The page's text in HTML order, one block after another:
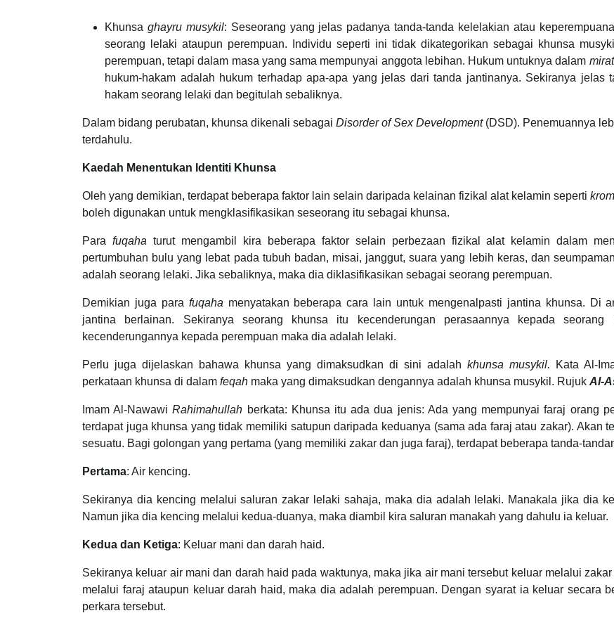
Khunsa ghayru musykil: Seseorang yang jelas padanya tanda-tanda kelelakian atau
seorang lelaki ataupun perempuan. Individu seperti ini tidak dikategorikan sebagai khunsa
perempuan, tetapi dalam masa yang sama mempunyai anggota lebihan. Hukum untuknya dalam
hukum-hakam adalah hukum terhadap apa-apa yang jelas dari tanda jantinanya. Sekiranya jelas
hakam seorang lelaki dan begitulah sebaliknya.
Dalam bidang perubatan, khunsa dikenali sebagai Disorder of Sex Development(DSD). Penemuannya
terdahulu.
Kaedah Menentukan Identiti Khunsa
Oleh yang demikian, terdapat beberapa faktor lain selain daripada kelainan fizikal alat kelamin seperti
boleh digunakan untuk mengklasifikasikan seseorang itu sebagai khunsa.
Para fuqaha turut mengambil kira beberapa faktor selain perbezaan fizikal alat kelamin dalam
pertumbuhan bulu yang lebat pada tubuh badan, misai, janggut, suara yang lebih keras, dan
adalah seorang lelaki. Jika sebaliknya, maka dia diklasifikasikan sebagai seorang perempuan.
Demikian juga para fuqaha menyatakan beberapa cara lain untuk mengenalpasti jantina khunsa. Di
jantina berlainan. Sekiranya seorang khunsa itu kecenderungan perasaannya kepada
kecenderungannya kepada perempuan maka dia adalah lelaki.
Perlu juga dijelaskan bahawa khunsa yang dimaksudkan di sini adalah khunsa musykil. Kata Al-
perkataan khunsa di dalam feqah maka yang dimaksudkan dengannya adalah khunsa musykil. Rujuk Al-
Imam Al-NawawiRahimahullah berkata: Khunsa itu ada dua jenis: Ada yang mempunyai faraj orang
terdapat juga khunsa yang tidak memiliki satupun daripada keduanya (sama ada faraj atau zakar). Akan
sesuatu. Bagi golongan yang pertama (yang memiliki zakar dan juga faraj), terdapat beberapa tanda-
Pertama: Air kencing.
Sekiranya dia kencing melalui saluran zakar lelaki sahaja, maka dia adalah lelaki. Manakala jika dia
Namun jika dia kencing melalui kedua-duanya, maka diambil kira saluran manakah yang dahulu ia keluar.
Kedua dan Ketiga: Keluar mani dan darah haid.
Sekiranya keluar air mani dan darah haid pada waktunya, maka jika air mani tersebut keluar melalui
melalui faraj ataupun keluar darah haid, maka dia adalah perempuan. Dengan syarat ia keluar secara
perkara tersebut.